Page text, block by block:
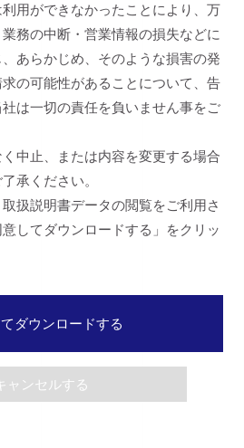
用ができなかったことにより、万
務の中断・営業情報の損失などに
あらかじめ、そのような損害の発
の可能性があることについて、告
は一切の責任を負いません事をご
中止、または内容を変更する場合
承ください。
扱説明書データの閲覧をご利用さ
してダウンロードする」をクリッ
ダウンロードする
ャンセルする